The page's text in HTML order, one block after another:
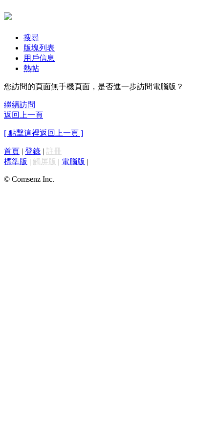
搜尋
版塊列表
用戶信息
熱帖
您訪問的頁面無手機頁面，是否進一步訪問電腦版？
繼續訪問
返回上一頁
[ 點擊這裡返回上一頁 ]
首頁 | 登錄 | 註冊
標準版 | 觸屏版 | 電腦版 |
© Comsenz Inc.